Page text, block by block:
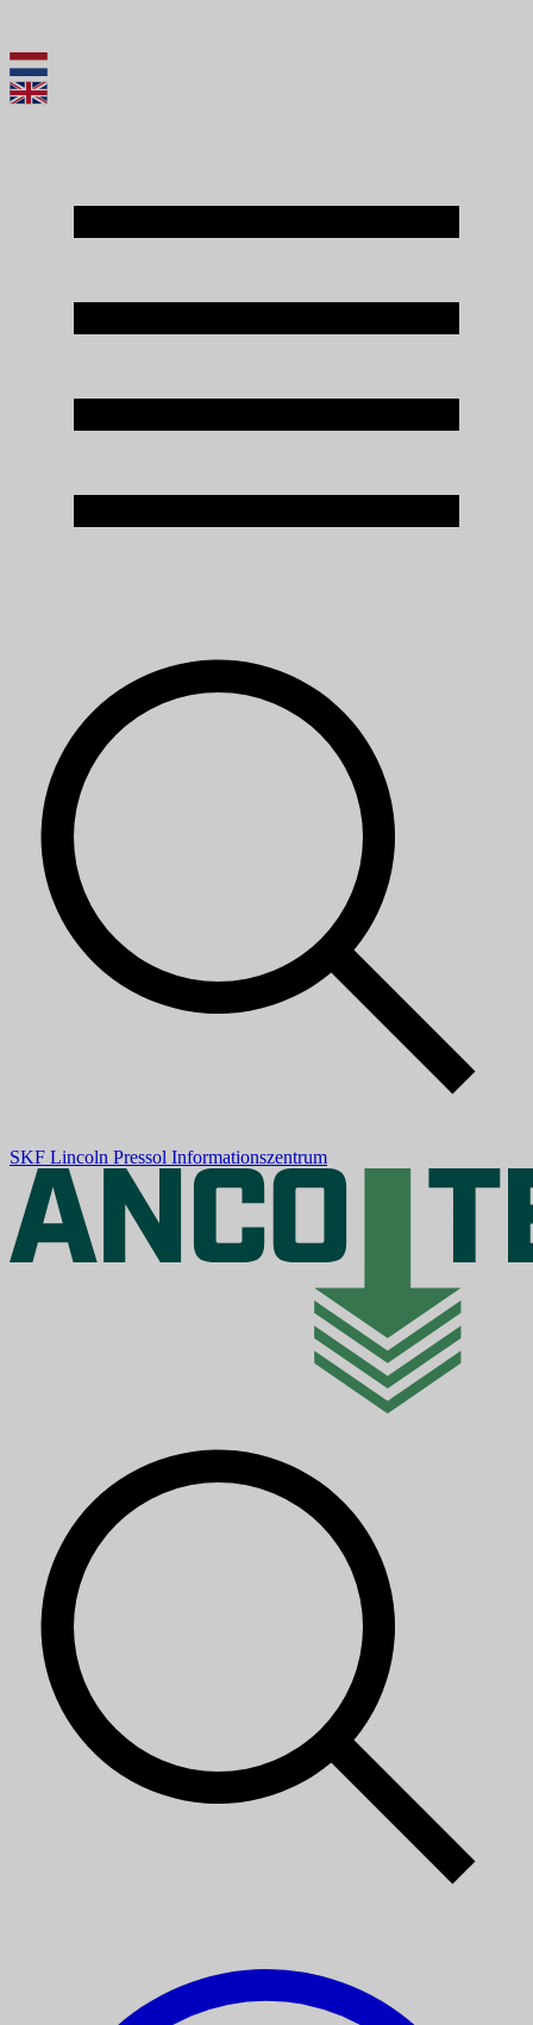
SKF Lincoln Pressol Informationszentrum